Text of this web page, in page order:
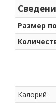
Размер
Калорий